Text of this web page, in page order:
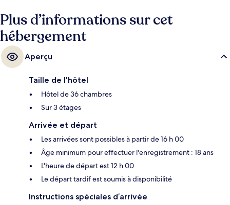
bord de piscine.
Plus d’informations sur cet
hébergement
Aperçu
Taille de l'hôtel
Hôtel de 36 chambres
Sur 3 étages
Arrivée et départ
Les arrivées sont possibles à partir de 16 h 00
Âge minimum pour effectuer l'enregistrement : 18 ans
L'heure de départ est 12 h 00
Le départ tardif est soumis à disponibilité
Instructions spéciales d’arrivée